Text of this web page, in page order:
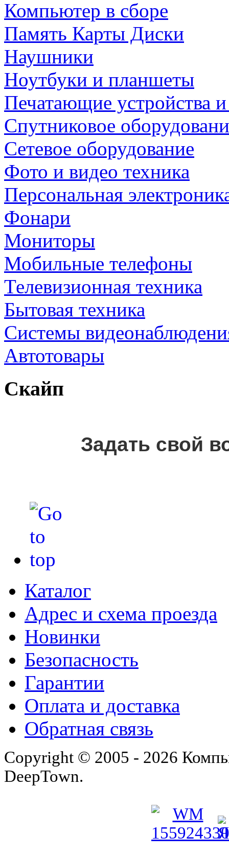
Компьютер в сборе
Память Карты Диски
Наушники
Ноутбуки и планшеты
Печатающие устройства
Спутниковое
Сетевое оборудование
Фото и видео техника
Персональная
Фонари
Мониторы
Мобильные телефоны
Телевизионная техника
Бытовая техника
Cистемы
Автотовары
Скайп
Задать свой
Каталог
Адрес и схема проезда
Новинки
Безопасность
Гарантии
Оплата и доставка
Обратная связь
Copyright © 2005 - 2026
DeepTown.